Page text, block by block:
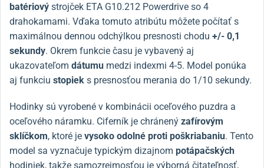
batériový strojček ETA G10.212 Powerdrive so 4
drahokamami. Vďaka tomuto atribútu môžete počítať s
maximálnou dennou odchýlkou presnosti chodu +/- 0,1
sekundy. Okrem funkcie času je vybavený aj
ukazovateľom dátumu medzi indexmi 4-5. Model ponúka
aj funkciu stopiek s presnosťou merania do 1/10 sekundy.
Hodinky sú vyrobené v kombinácii oceľového puzdra a
oceľového náramku. Ciferník je chránený zafírovým
sklíčkom, ktoré je vysoko odolné proti poškriabaniu. Tento
model sa vyznačuje typickým dizajnom potápačských
hodiniek, takže samozrejmosťou je výborná čitateľnosť,